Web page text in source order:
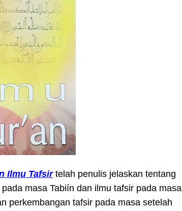
Ilmu Tafsirtelah penulis jelaskan tentang
masa Tabiín dan ilmu tafsir pada masa
perkembangan tafsir pada masa setelah